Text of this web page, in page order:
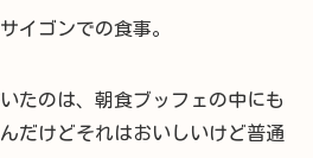
イゴンでの食事。
たのは、朝食ブッフェの中にも
だけどそれはおいしいけど普通